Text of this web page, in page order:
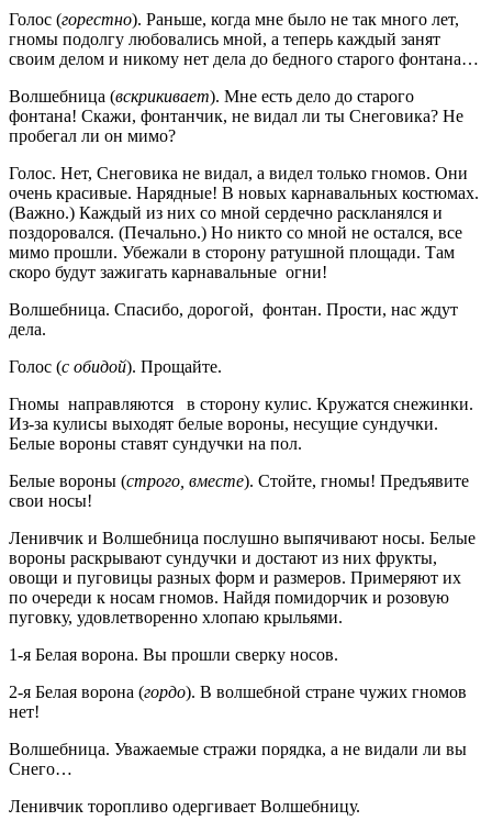
Голос (горестно). Раньше, когда мне было не так много лет,
гномы подолгу любовались мной, а теперь каждый занят
своим делом и никому нет дела до бедного старого фонтана…
Волшебница (вскрикивает). Мне есть дело до старого
фонтана! Скажи, фонтанчик, не видал ли ты Снеговика? Не
пробегал ли он мимо?
Голос. Нет, Снеговика не видал, а видел только гномов. Они
очень красивые. Нарядные! В новых карнавальных костюмах.
(Важно.) Каждый из них со мной сердечно раскланялся и
поздоровался. (Печально.) Но никто со мной не остался, все
мимо прошли. Убежали в сторону ратушной площади. Там
скоро будут зажигать карнавальные огни!
Волшебница. Спасибо, дорогой, фонтан. Прости, нас ждут
дела.
Голос (с обидой). Прощайте.
Гномы направляются в сторону кулис. Кружатся снежинки.
Из-за кулисы выходят белые вороны, несущие сундучки.
Белые вороны ставят сундучки на пол.
Белые вороны (строго, вместе). Стойте, гномы! Предъявите
свои носы!
Ленивчик и Волшебница послушно выпячивают носы. Белые
вороны раскрывают сундучки и достают из них фрукты,
овощи и пуговицы разных форм и размеров. Примеряют их
по очереди к носам гномов. Найдя помидорчик и розовую
пуговку, удовлетворенно хлопаю крыльями.
1-я Белая ворона. Вы прошли сверку носов.
2-я Белая ворона (гордо). В волшебной стране чужих гномов
нет!
Волшебница. Уважаемые стражи порядка, а не видали ли вы
Снего…
Ленивчик торопливо одергивает Волшебницу.